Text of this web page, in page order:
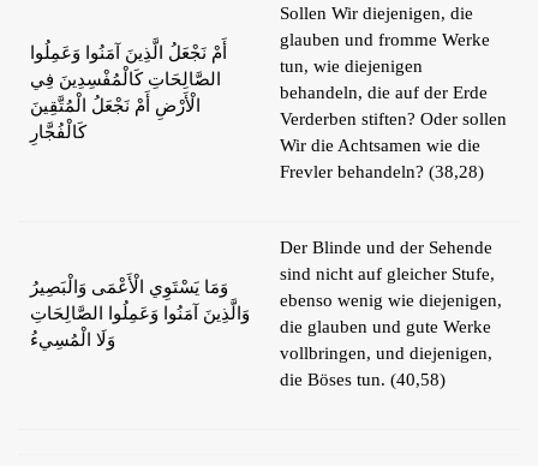
أَمْ نَجْعَلُ الَّذِينَ آمَنُوا وَعَمِلُوا
الصَّالِحَاتِ كَالْمُفْسِدِينَ فِي
الْأَرْضِ أَمْ نَجْعَلُ الْمُتَّقِينَ
كَالْفُجَّارِ
Sollen Wir diejenigen, die
glauben und fromme Werke
tun, wie diejenigen
behandeln, die auf der Erde
Verderben stiften? Oder sollen
Wir die Achtsamen wie die
Frevler behandeln? (38,28)
وَمَا يَسْتَوِي الْأَعْمَى وَالْبَصِيرُ
وَالَّذِينَ آمَنُوا وَعَمِلُوا الصَّالِحَاتِ
وَلَا الْمُسِيءُ
Der Blinde und der Sehende
sind nicht auf gleicher Stufe,
ebenso wenig wie diejenigen,
die glauben und gute Werke
vollbringen, und diejenigen,
die Böses tun. (40,58)